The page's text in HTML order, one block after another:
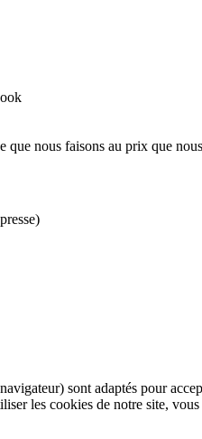
nous faisons au prix que
sont adaptés pour
les cookies de notre site,